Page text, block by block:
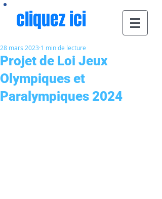
cliquez ici
Projet de Loi Jeux
Olympiques et
Paralympiques 2024
28 mars 2023 1 min de lecture